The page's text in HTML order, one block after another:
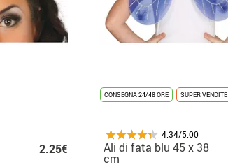
2.25€
CONSEGNA 24/48 ORE SUPER VENDITE
4.34/5.00
Ali di fata blu 45 x 38
cm